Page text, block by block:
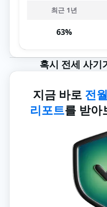
최근 1년
63%
혹시 전세 사기
지금 바로 전
리포트를 받아